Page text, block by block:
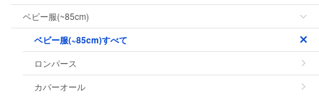
ベビー服(~85cm)
ベビー服(~85cm)すべて
ロンパース
カバーオール